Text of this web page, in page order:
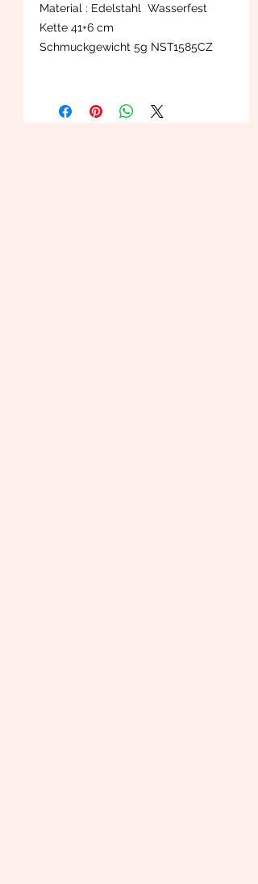
Material : Edelstahl Wasserfest
Kette 41+6 cm
Schmuckgewicht 5g NST1585CZ